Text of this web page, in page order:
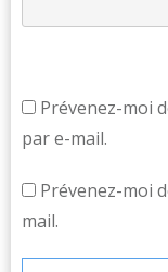
Prévenez-moi
par e-mail.
Prévenez-moi
mail.